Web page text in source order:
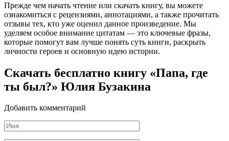
Прежде чем начать чтение или скачать книгу, вы можете
ознакомиться с рецензиями, аннотациями, а также прочитать
отзывы тех, кто уже оценил данное произведение. Мы
уделяем особое внимание цитатам — это ключевые фразы,
которые помогут вам лучше понять суть книги, раскрыть
личности героев и основную идею истории.
Скачать бесплатно книгу «Папа, где
ты был?» Юлия Бузакина
Добавить комментарий
Имя
*